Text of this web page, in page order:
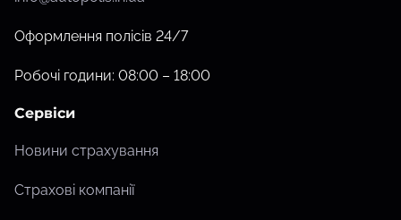
Оформлення полісів 24/7
Робочі години: 08:00 – 18:00
Сервіси
Новини страхування
Страхові компанії